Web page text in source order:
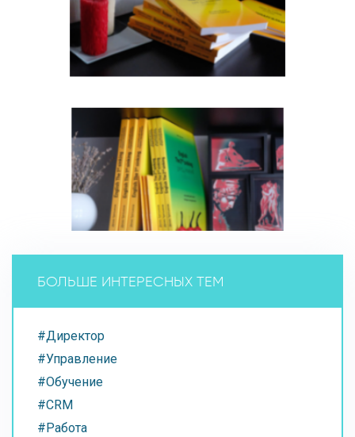
БОЛЬШЕ ИНТЕРЕСНЫХ ТЕМ
#Директор
#Управление
#Обучение
#CRM
#Работа